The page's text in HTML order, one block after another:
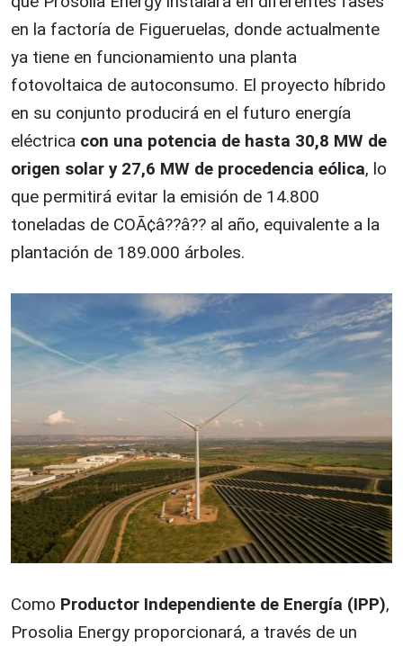
en la factoría de Figueruelas, donde actualmente
ya tiene en funcionamiento una planta
fotovoltaica de autoconsumo. El proyecto híbrido
en su conjunto producirá en el futuro energía
eléctrica con una potencia de hasta 30,8 MW de
origen solar y 27,6 MW de procedencia eólica, lo
que permitirá evitar la emisión de 14.800
toneladas de COÃ¢â??â?? al año, equivalente a la
plantación de 189.000 árboles.
Como Productor Independiente de Energía (IPP),
Prosolia Energy proporcionará, a través de un